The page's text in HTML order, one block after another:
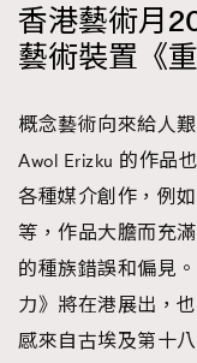
香港藝術月
藝術裝置《重
概念藝術向來給人
Awol Erizku 的作品
各種媒介創作，例
等，作品大膽而充
的種族錯誤和偏見
力》將在港展出，
感來自古埃及第十